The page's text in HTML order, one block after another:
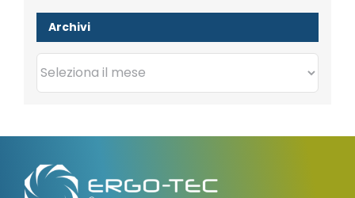
Archivi
Archivi